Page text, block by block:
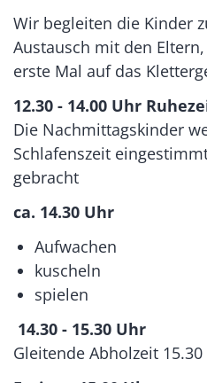
Wir begleiten die Kinder
Austausch mit den
erste Mal auf das
12.30 - 14.00 Uhr
Die Nachmittagskinder
Schlafenszeit
gebracht
ca. 14.30 Uhr
Aufwachen
kuscheln
spielen
14.30 - 15.30 Uhr
Gleitende Abholzeit